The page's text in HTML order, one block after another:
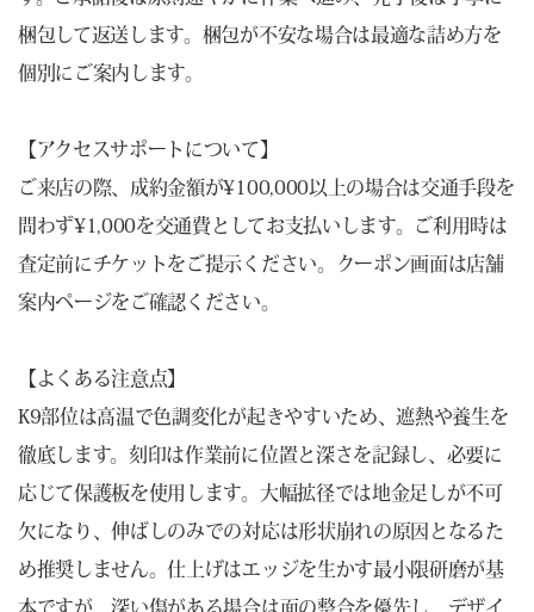
梱包して返送します。梱包が不安な場合は最適な詰め方を
個別にご案内します。
【アクセスサポートについて】
ご来店の際、成約金額が¥100,000以上の場合は交通手段を
問わず¥1,000を交通費としてお支払いします。ご利用時は
査定前にチケットをご提示ください。クーポン画面は店舗
案内ページをご確認ください。
【よくある注意点】
K9部位は高温で色調変化が起きやすいため、遮熱や養生を
徹底します。刻印は作業前に位置と深さを記録し、必要に
応じて保護板を使用します。大幅拡径では地金足しが不可
欠になり、伸ばしのみでの対応は形状崩れの原因となるた
め推奨しません。仕上げはエッジを生かす最小限研磨が基
本ですが、深い傷がある場合は面の整合を優先し、デザイ